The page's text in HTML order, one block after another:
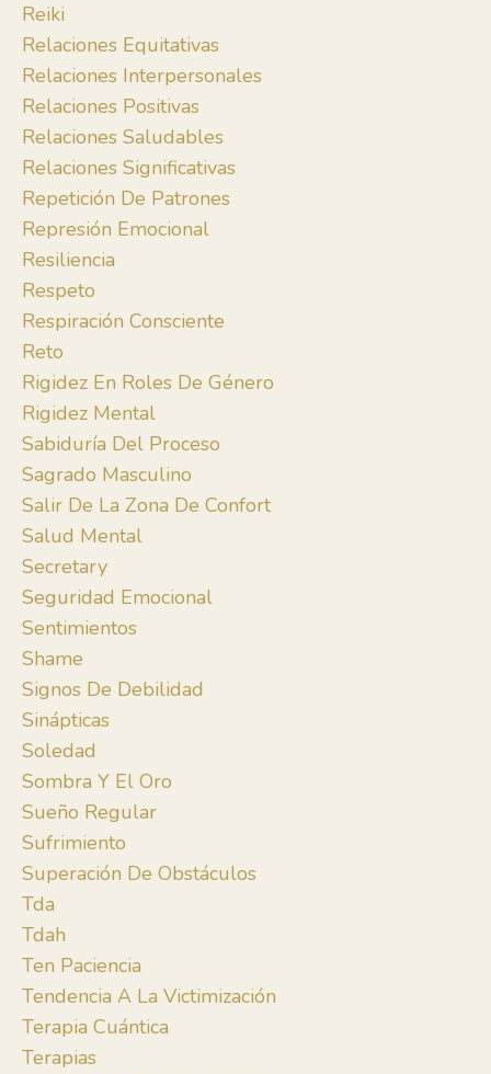
Reiki
Relaciones Equitativas
Relaciones Interpersonales
Relaciones Positivas
Relaciones Saludables
Relaciones Significativas
Repetición De Patrones
Represión Emocional
Resiliencia
Respeto
Respiración Consciente
Reto
Rigidez En Roles De Género
Rigidez Mental
Sabiduría Del Proceso
Sagrado Masculino
Salir De La Zona De Confort
Salud Mental
Secretary
Seguridad Emocional
Sentimientos
Shame
Signos De Debilidad
Sinápticas
Soledad
Sombra Y El Oro
Sueño Regular
Sufrimiento
Superación De Obstáculos
Tda
Tdah
Ten Paciencia
Tendencia A La Victimización
Terapia Cuántica
Terapias